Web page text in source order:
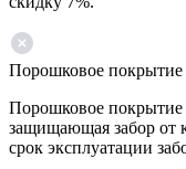
Порошковое
Порошковое покрытие
защищающая забор от
срок эксплуатации